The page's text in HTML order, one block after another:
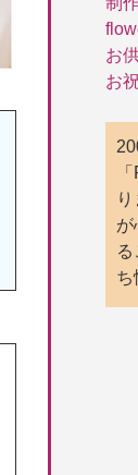
お
お
が
ち